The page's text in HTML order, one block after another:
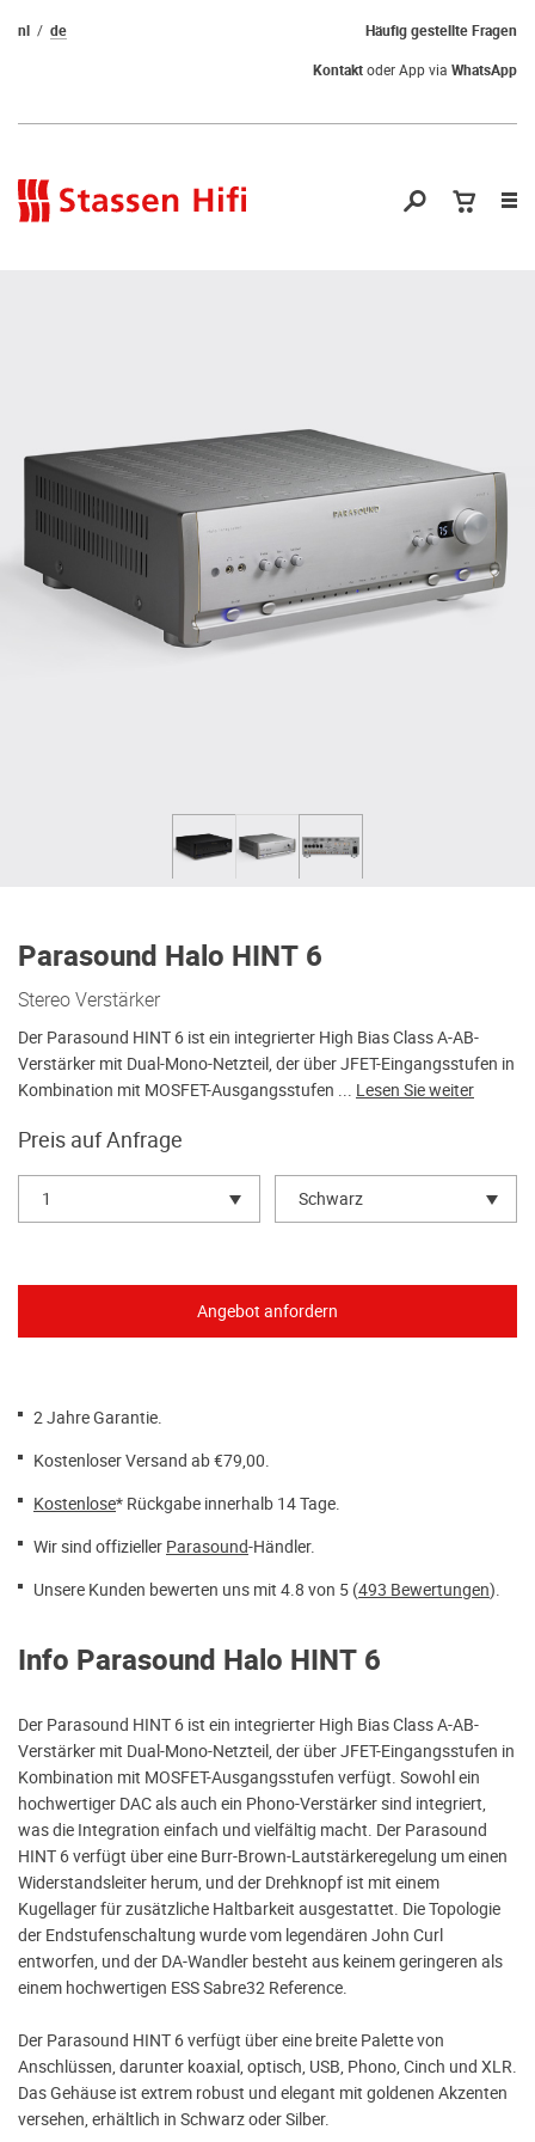
Häufig gestellte Fragen
nl
de
Kontaktoder App via WhatsApp
Parasound Halo HINT 6
Stereo Verstärker
Der Parasound HINT 6 ist ein integrierter High Bias Class A-AB-
Verstärker mit Dual-Mono-Netzteil, der über JFET-Eingangsstufen in
Kombination mit MOSFET-Ausgangsstufen ... Lesen Sie weiter
Preis auf Anfrage
1 Schwarz
2 Jahre Garantie.
Kostenloser Versand ab €79,00.
Kostenlose* Rückgabe innerhalb 14 Tage.
Wir sind offizieller Parasound-Händler.
Unsere Kunden bewerten uns mit 4.8 von 5 (493 Bewertungen).
Info Parasound Halo HINT 6
Der Parasound HINT 6 ist ein integrierter High Bias Class A-AB-
Verstärker mit Dual-Mono-Netzteil, der über JFET-Eingangsstufen in
Kombination mit MOSFET-Ausgangsstufen verfügt. Sowohl ein
hochwertiger DAC als auch ein Phono-Verstärker sind integriert,
was die Integration einfach und vielfältig macht. Der Parasound
HINT 6 verfügt über eine Burr-Brown-Lautstärkeregelung um einen
Widerstandsleiter herum, und der Drehknopf ist mit einem
Kugellager für zusätzliche Haltbarkeit ausgestattet. Die Topologie
der Endstufenschaltung wurde vom legendären John Curl
entworfen, und der DA-Wandler besteht aus keinem geringeren als
einem hochwertigen ESS Sabre32 Reference.
Der Parasound HINT 6 verfügt über eine breite Palette von
Anschlüssen, darunter koaxial, optisch, USB, Phono, Cinch und XLR.
Das Gehäuse ist extrem robust und elegant mit goldenen Akzenten
versehen, erhältlich in Schwarz oder Silber.